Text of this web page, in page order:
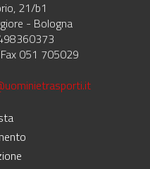
21/b1
- Bologna
051 705029